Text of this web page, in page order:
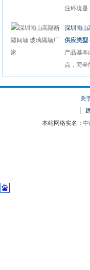
注环境是
深圳南山
供应类型-
产品基本
点，完全
关
本站网络实名：中